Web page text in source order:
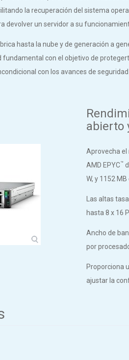
la recuperación del sistema
devolver un servidor a su
hasta la nube y de generación a
fundamental con el objetivo de
con los avances de
abierto
Aprovecha el
AMD EPYC™
W, y 1152 MB
Las altas
hasta 8 x 16
Ancho de
por
Proporciona
ajustar la